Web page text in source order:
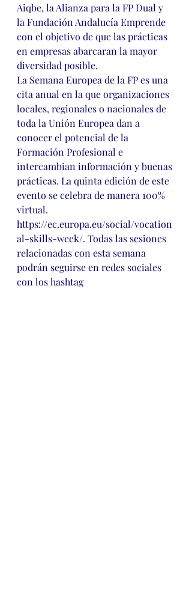
Aiqbe, la Alianza para la FP Dual y
la Fundación Andalucía Emprende
con el objetivo de que las prácticas
en empresas abarcaran la mayor
diversidad posible.
La Semana Europea de la FP es una
cita anual en la que organizaciones
locales, regionales o nacionales de
toda la Unión Europea dan a
conocer el potencial de la
Formación Profesional e
intercambian información y buenas
prácticas. La quinta edición de este
evento se celebra de manera 100%
virtual.
https://ec.europa.eu/social/vocation
al-skills-week/. Todas las sesiones
relacionadas con esta semana
podrán seguirse en redes sociales
con los hashtag